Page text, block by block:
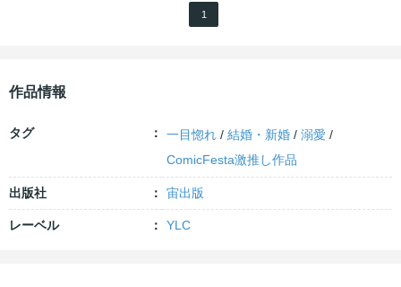
1
作品情報
タグ 一目惚れ /結婚・新婚 /溺愛 /
ComicFesta激推し作品
出版社 宙出版
レーベル YLC